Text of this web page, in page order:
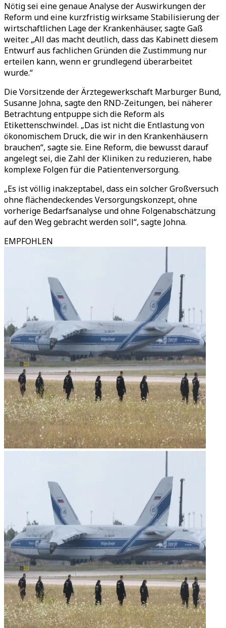
Nötig sei eine genaue Analyse der Auswirkungen der
Reform und eine kurzfristig wirksame Stabilisierung der
wirtschaftlichen Lage der Krankenhäuser, sagte Gaß
weiter. „All das macht deutlich, dass das Kabinett diesem
Entwurf aus fachlichen Gründen die Zustimmung nur
erteilen kann, wenn er grundlegend überarbeitet
wurde.“
Die Vorsitzende der Ärztegewerkschaft Marburger Bund,
Susanne Johna, sagte den RND-Zeitungen, bei näherer
Betrachtung entpuppe sich die Reform als
Etikettenschwindel. „Das ist nicht die Entlastung von
ökonomischem Druck, die wir in den Krankenhäusern
brauchen“, sagte sie. Eine Reform, die bewusst darauf
angelegt sei, die Zahl der Kliniken zu reduzieren, habe
komplexe Folgen für die Patientenversorgung.
„Es ist völlig inakzeptabel, dass ein solcher Großversuch
ohne flächendeckendes Versorgungskonzept, ohne
vorherige Bedarfsanalyse und ohne Folgenabschätzung
auf den Weg gebracht werden soll“, sagte Johna.
EMPFOHLEN